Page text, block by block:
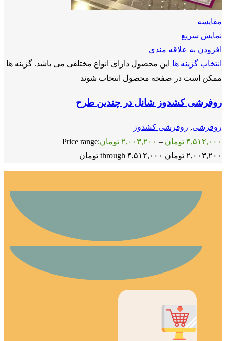
مقايسه
نمایش سریع
افزودن به علاقه مندی
انتخاب گزینه ها این محصول دارای انواع مختلفی می باشد. گزینه ها
ممکن است در صفحه محصول انتخاب شوند
روفرشی کشدوز شانل در چندین طرح
روفرشی, روفرشی کشدوز
۴,۵۱۲,۰۰۰ تومان – ۲,۰۰۳,۲۰۰ تومانPrice range:
۲,۰۰۳,۲۰۰ تومان through ۴,۵۱۲,۰۰۰ تومان